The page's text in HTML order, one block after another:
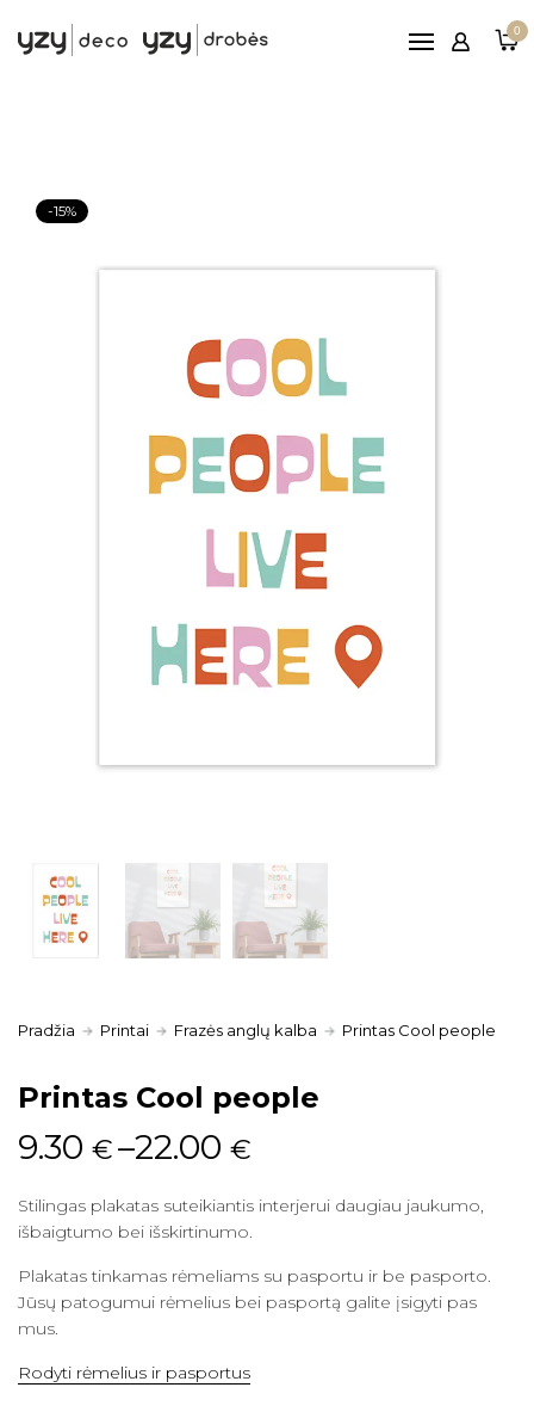
0
Printai
Patarimai
Nemokamaspristatymas nuo 100€
-15%
Pradžia Printai Frazės anglų kalba Printas Cool people
Printas Cool people
9.30 €–22.00€
Stilingas plakatas suteikiantis interjerui daugiau jaukumo,
išbaigtumo bei išskirtinumo.
Plakatas tinkamas rėmeliams su pasportu ir be pasporto.
Jūsų patogumui rėmelius bei pasportą galite įsigyti pas
mus.
Rodyti rėmelius ir pasportus